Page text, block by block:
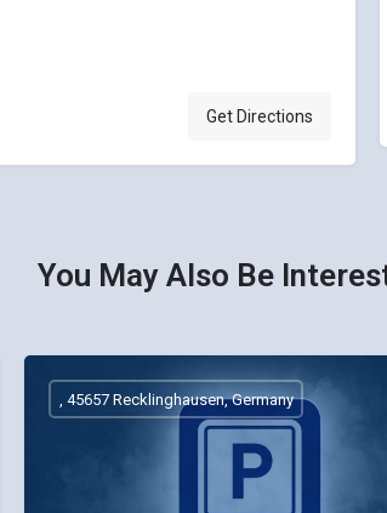
Get Directions
You May Also Be
, 45657 Recklinghausen, Germany